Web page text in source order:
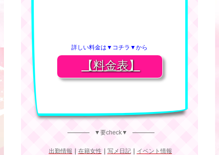
詳しい料金は▼コチラ▼から
【料金表】
▼要check▼
出勤情報 ｜ 在籍女性｜ 写メ日記｜ イベント情報